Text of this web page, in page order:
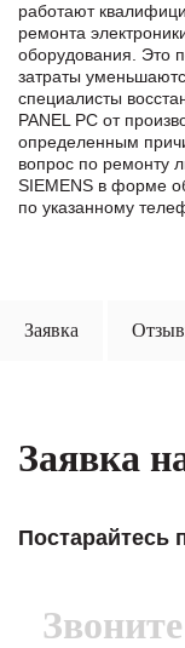
работают
ремонта
оборудования. Это
затраты
специалисты
PANEL PC от
определенным
вопрос по ремонту
SIEMENS в формe
по указанному
Заявка
Заявка
Постарайтесь
Звоните